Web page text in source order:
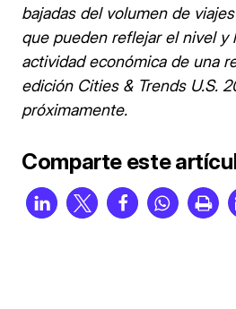
bajadas del volumen de
que pueden reflejar el nivel y
actividad económica de una
edición Cities & Trends U.S.
próximamente.
Comparte este